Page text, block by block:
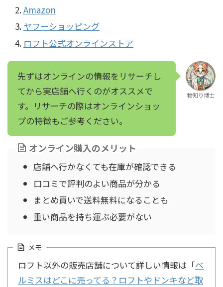
Amazon
ヤフーショッピング
ロフト公式オンラインストア
先ずはオンラインの情報をリサーチし
てから実店舗へ行くのがオススメで
す。リサーチの際はオンラインショッ
プの特徴もご参考ください。
物知り博士
オンライン購入のメリット
店舗へ行かなくても在庫が確認できる
口コミで評判のよい商品が分かる
まとめ買いで送料無料になることも
重い商品を持ち運ぶ必要がない
メモ
ロフト以外の販売店舗について詳しい情報は「ベ
ルミスはどこに売ってる？ロフトやドンキなど取